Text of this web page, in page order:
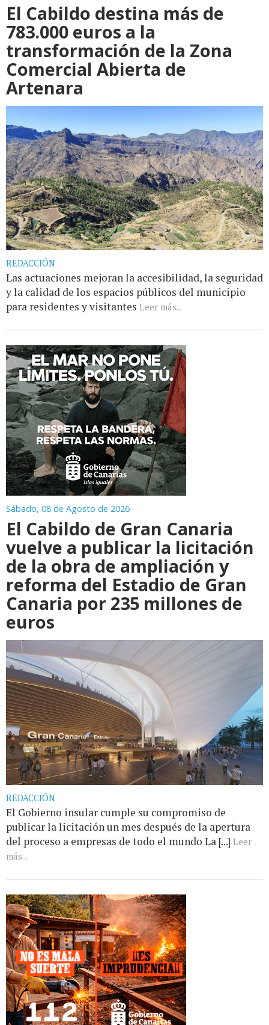
El Cabildo destina más de
783.000 euros a la
transformación de la Zona
Comercial Abierta de
Artenara
REDACCIÓN
Las actuaciones mejoran la accesibilidad, la seguridad
y la calidad de los espacios públicos del municipio
para residentes y visitantes Leer más...
Sábado, 08 de Agosto de 2026
El Cabildo de Gran Canaria
vuelve a publicar la licitación
de la obra de ampliación y
reforma del Estadio de Gran
Canaria por 235 millones de
euros
REDACCIÓN
El Gobierno insular cumple su compromiso de
publicar la licitación un mes después de la apertura
del proceso a empresas de todo el mundo La [...] Leer
más...